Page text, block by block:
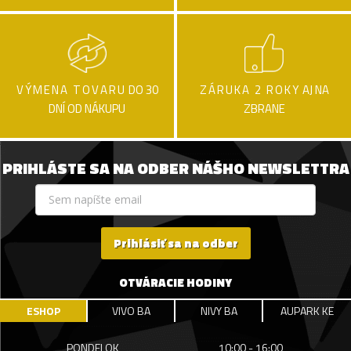
VÝMENA TOVARU DO 30
DNÍ OD NÁKUPU
ZÁRUKA 2 ROKY AJ NA
ZBRANE
PRIHLÁSTE SA NA ODBER NÁŠHO NEWSLETTRA
Prihlásiť sa na odber
OTVÁRACIE HODINY
ESHOP VIVO BA NIVY BA AUPARK KE
PONDELOK 10:00 - 16:00